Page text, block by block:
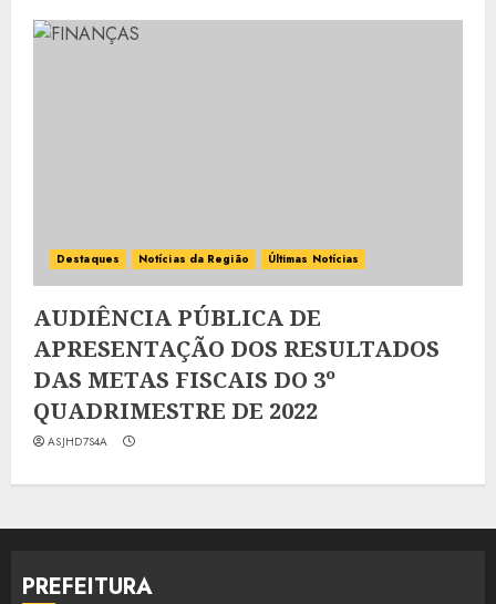
Destaques Notícias da Região Últimas Notícias
AUDIÊNCIA PÚBLICA DE
APRESENTAÇÃO DOS RESULTADOS
DAS METAS FISCAIS DO 3º
QUADRIMESTRE DE 2022
ASJHD7S4A
PREFEITURA